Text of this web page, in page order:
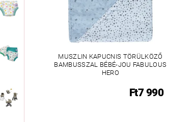
MUSZLIN KAPUCNIS TÖRÜLKÖZŐ
BAMBUSSZAL BÉBÉ-JOU FABULOUS
HERO
Ft7 990